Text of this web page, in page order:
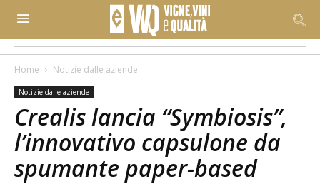
Home Notizie dalle aziende
Notizie dalle aziende
Crealis lancia “Symbiosis”,
l’innovativo capsulone da
spumante paper-based